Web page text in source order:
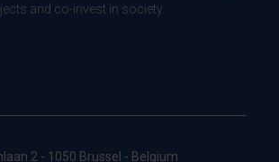
and co-invest in society.
2 - 1050 Brussel - Belgium